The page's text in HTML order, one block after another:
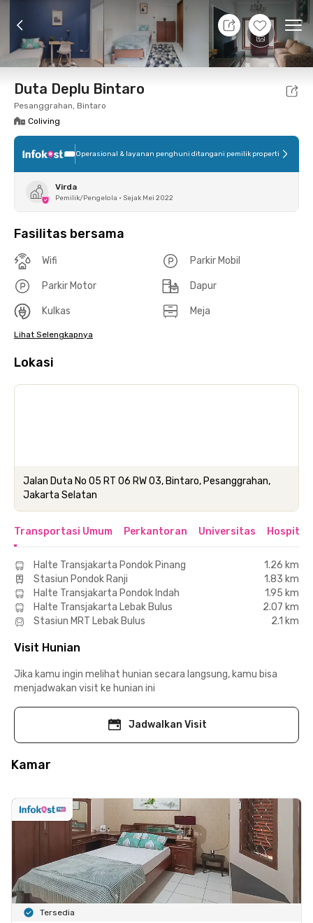
+12
10 Agt 26 - Belum tahu
Foto Fasilitas bersama Lokasi Kamar
Duta Deplu Bintaro
Pesanggrahan, Bintaro
Coliving
Operasional & layanan penghuni ditangani pemilik properti
Virda
Pemilik/Pengelola • Sejak Mei 2022
Fasilitas bersama
Wifi Parkir Mobil
Parkir Motor Dapur
Kulkas Meja
Lihat Selengkapnya
Lokasi
Jalan Duta No 05 RT 06 RW 03, Bintaro, Pesanggrahan,
Jakarta Selatan
Transportasi Umum Perkantoran Universitas Hospital
Halte Transjakarta Pondok Pinang
1.26 km
Stasiun Pondok Ranji
1.83 km
Halte Transjakarta Pondok Indah
1.95 km
Halte Transjakarta Lebak Bulus
2.07 km
Stasiun MRT Lebak Bulus
2.1 km
Visit Hunian
Jika kamu ingin melihat hunian secara langsung, kamu bisa
menjadwakan visit ke hunian ini
Jadwalkan Visit
Kamar
Tersedia